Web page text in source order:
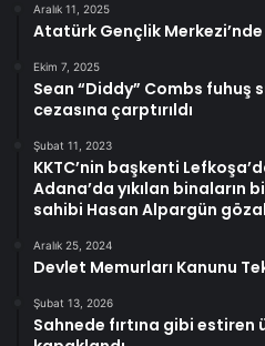
Aralık 11, 2025
Atatürk Gençlik
Ekim 7, 2025
Sean “Diddy” Combs fuhuş
cezasına çarptırıldı
Şubat 11, 2023
KKTC’nin başkenti
Adana’da yıkılan binaların
sahibi Hasan Alpargün
Aralık 25, 2024
Devlet Memurları Kanunu
Şubat 13, 2026
Sahnede fırtına gibi estiren